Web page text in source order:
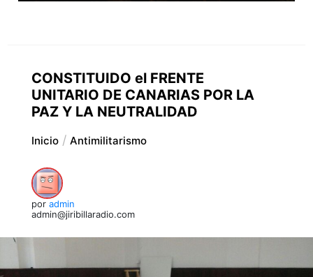
CONSTITUIDO el FRENTE
UNITARIO DE CANARIAS POR LA
PAZ Y LA NEUTRALIDAD
Inicio Antimilitarismo
por admin
admin@jiribillaradio.com